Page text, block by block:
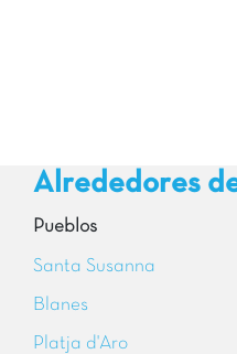
Alrededores
Pueblos
Santa Susanna
Blanes
Platja d'Aro